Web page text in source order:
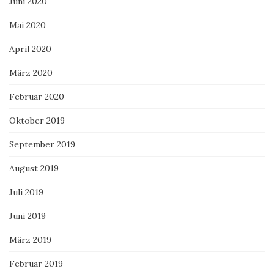
Mai 2020
April 2020
März 2020
Februar 2020
Oktober 2019
September 2019
August 2019
Juli 2019
Juni 2019
März 2019
Februar 2019